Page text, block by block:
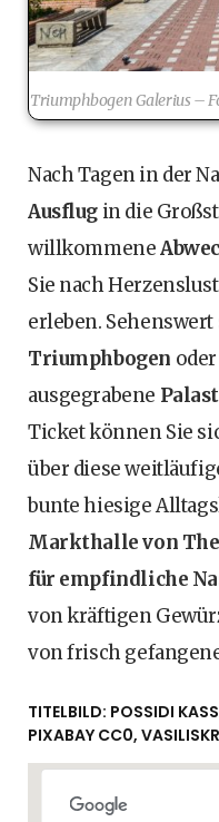
Triumphbogen Galerius –
Nach Tagen in der
Ausflug in die
willkommene
Sie nach
erleben.
Triumphbogen
ausgegrabene
Ticket können Sie
über diese
bunte hiesige
Markthalle von
für empfindliche
von kräftigen
von frisch
TITELBILD: POSSIDI
PIXABAY CC0,